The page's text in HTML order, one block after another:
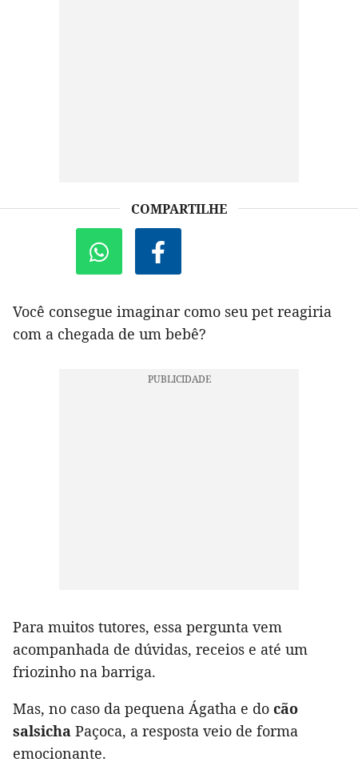
COMPARTILHE
Você consegue imaginar como seu pet reagiria
com a chegada de um bebê?
Para muitos tutores, essa pergunta vem
acompanhada de dúvidas, receios e até um
friozinho na barriga.
Mas, no caso da pequena Ágatha e do cão
salsicha Paçoca, a resposta veio de forma
emocionante.